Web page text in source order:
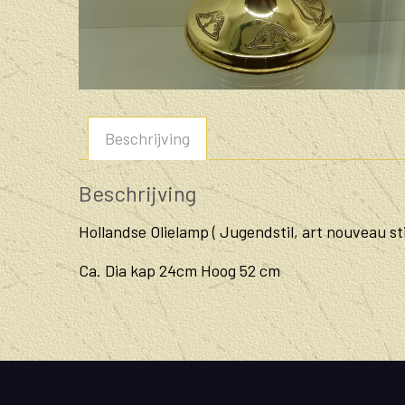
Beschrijving
Beschrijving
Hollandse Olielamp ( Jugendstil, art nouveau
Ca. Dia kap 24cm Hoog 52 cm